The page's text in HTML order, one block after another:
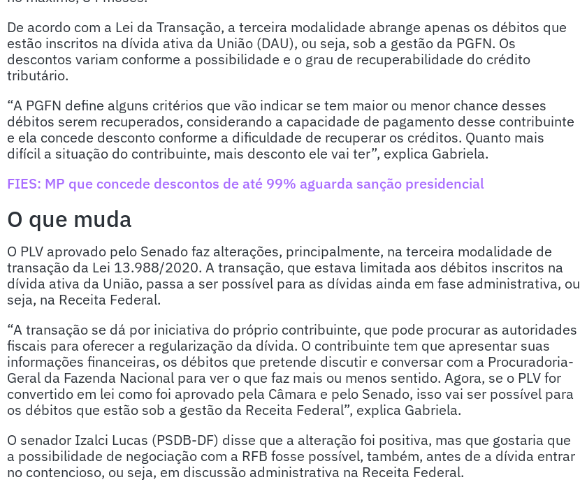
De acordo com a Lei da Transação, a terceira modalidade abrange apenas os débitos que
estão inscritos na dívida ativa da União (DAU), ou seja, sob a gestão da PGFN. Os
descontos variam conforme a possibilidade e o grau de recuperabilidade do crédito
tributário.
“A PGFN define alguns critérios que vão indicar se tem maior ou menor chance desses
débitos serem recuperados, considerando a capacidade de pagamento desse contribuinte
e ela concede desconto conforme a dificuldade de recuperar os créditos. Quanto mais
difícil a situação do contribuinte, mais desconto ele vai ter”, explica Gabriela.
FIES: MP que concede descontos de até 99% aguarda sanção presidencial
O que muda
O PLV aprovado pelo Senado faz alterações, principalmente, na terceira modalidade de
transação da Lei 13.988/2020. A transação, que estava limitada aos débitos inscritos na
dívida ativa da União, passa a ser possível para as dívidas ainda em fase administrativa, ou
seja, na Receita Federal.
“A transação se dá por iniciativa do próprio contribuinte, que pode procurar as autoridades
fiscais para oferecer a regularização da dívida. O contribuinte tem que apresentar suas
informações financeiras, os débitos que pretende discutir e conversar com a Procuradoria-
Geral da Fazenda Nacional para ver o que faz mais ou menos sentido. Agora, se o PLV for
convertido em lei como foi aprovado pela Câmara e pelo Senado, isso vai ser possível para
os débitos que estão sob a gestão da Receita Federal”, explica Gabriela.
O senador Izalci Lucas (PSDB-DF) disse que a alteração foi positiva, mas que gostaria que
a possibilidade de negociação com a RFB fosse possível, também, antes de a dívida entrar
no contencioso, ou seja, em discussão administrativa na Receita Federal.